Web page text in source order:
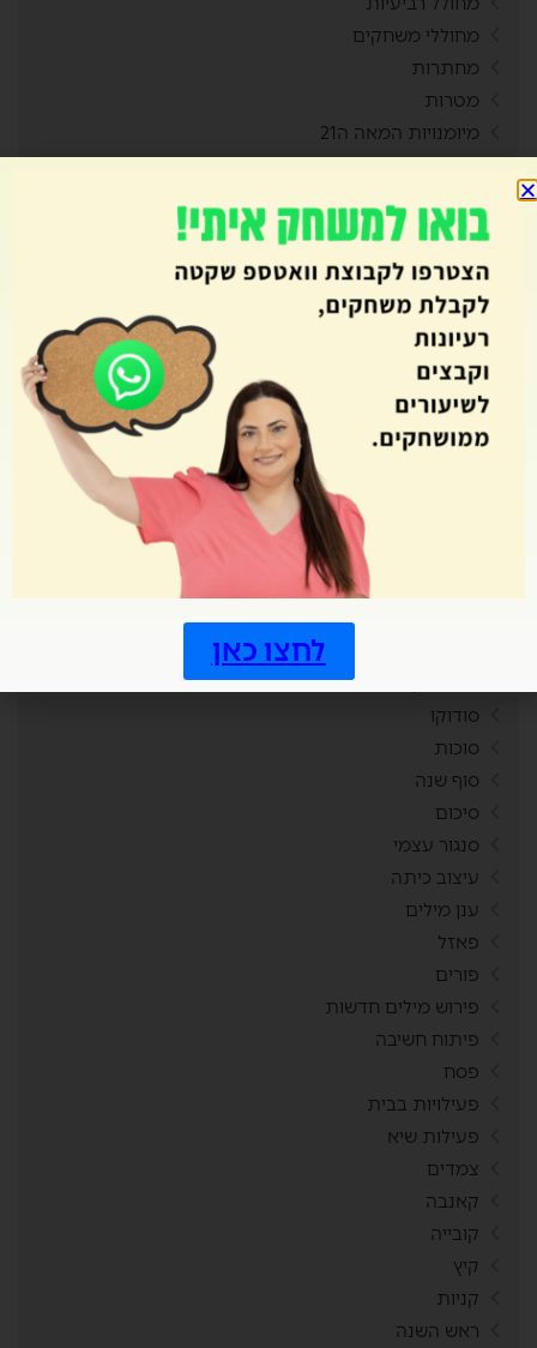
מחוללי משחקים
מחתרות
מטרות
מיומנויות המאה ה21
מלך הטריוויה
מסביב ללוח השנה
מסיבת סיום
מצב ביטחוני
משחוק
משחקי חשיבה
משחקי מחשב
משחקי קופסה
משחקי תנועה
משחקים לכל עת
משחקים לתחילת שיעור
משפטי פירמידה
סודוקו
סוכות
סוף שנה
סיכום
סנגור עצמי
עיצוב כיתה
ענן מילים
פאזל
פורים
פירוש מילים חדשות
פיתוח חשיבה
פסח
פעילויות בבית
פעילות שיא
צמדים
קאנבה
קובייה
קיץ
קניות
ראש השנה
לחצו כאן